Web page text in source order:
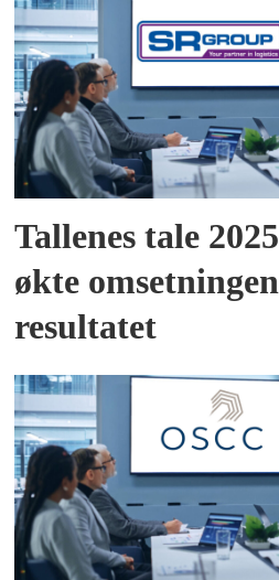
Tallenes tale
økte
resultatet